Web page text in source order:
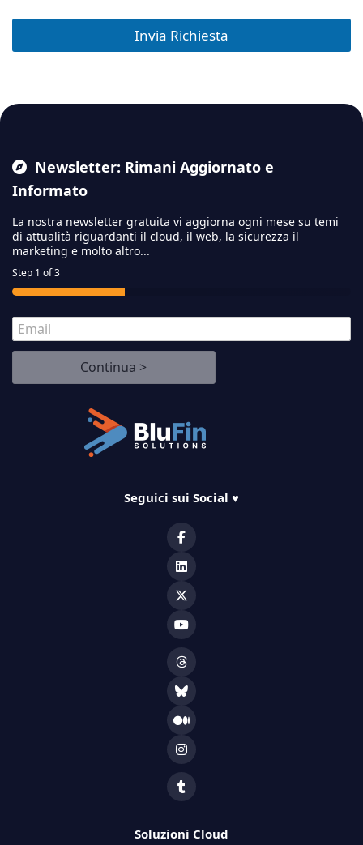
Invia Richiesta
Newsletter: Rimani Aggiornato e
Informato
La nostra newsletter gratuita vi aggiorna ogni mese su temi
di attualità riguardanti il cloud, il web, la sicurezza il
marketing e molto altro...
Step 1 of 3
E
m
a
l
Continua >
Seguici sui Social ♥️
Soluzioni Cloud